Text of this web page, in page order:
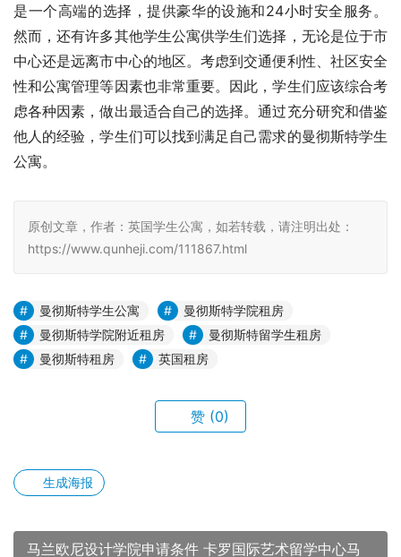
是一个高端的选择，提供豪华的设施和24小时安全服务。
然而，还有许多其他学生公寓供学生们选择，无论是位于市
中心还是远离市中心的地区。考虑到交通便利性、社区安全
性和公寓管理等因素也非常重要。因此，学生们应该综合考
虑各种因素，做出最适合自己的选择。通过充分研究和借鉴
他人的经验，学生们可以找到满足自己需求的曼彻斯特学生
公寓。
原创文章，作者：英国学生公寓，如若转载，请注明出处：
https://www.qunheji.com/111867.html
曼彻斯特学生公寓
曼彻斯特学院租房
曼彻斯特学院附近租房
曼彻斯特留学生租房
曼彻斯特租房
英国租房
赞 (0)
生成海报
马兰欧尼设计学院申请条件 卡罗国际艺术留学中心马